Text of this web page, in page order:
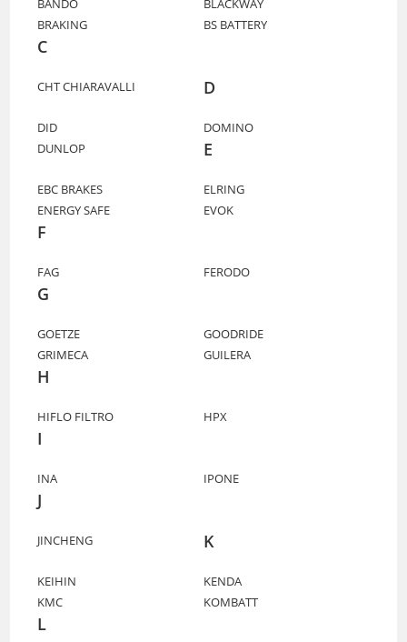
BANDO
BLACKWAY
BRAKING
BS BATTERY
C
CHT CHIARAVALLI D
DID
DOMINO
DUNLOP
E
EBC BRAKES
ELRING
ENERGY SAFE
EVOK
F
FAG FERODO
G
GOETZE
GOODRIDE
GRIMECA
GUILERA
H
HIFLO FILTRO HPX
I
INA IPONE
J
JINCHENG K
KEIHIN
KENDA
KMC
KOMBATT
L